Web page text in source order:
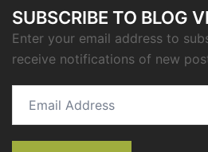
SUBSCRIBE TO BLOG
Enter your email address to
receive notifications of new
Address